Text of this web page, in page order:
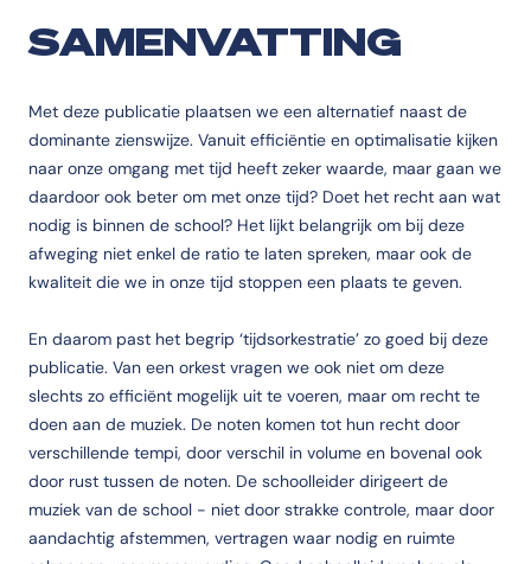
SAMENVATTING
Met deze publicatie plaatsen we een alternatief naast de
dominante zienswijze. Vanuit efficiëntie en optimalisatie kijken
naar onze omgang met tijd heeft zeker waarde, maar gaan we
daardoor ook beter om met onze tijd? Doet het recht aan wat
nodig is binnen de school? Het lijkt belangrijk om bij deze
afweging niet enkel de ratio te laten spreken, maar ook de
kwaliteit die we in onze tijd stoppen een plaats te geven.
En daarom past het begrip ‘tijdsorkestratie’ zo goed bij deze
publicatie. Van een orkest vragen we ook niet om deze
slechts zo efficiënt mogelijk uit te voeren, maar om recht te
doen aan de muziek. De noten komen tot hun recht door
verschillende tempi, door verschil in volume en bovenal ook
door rust tussen de noten. De schoolleider dirigeert de
muziek van de school - niet door strakke controle, maar door
aandachtig afstemmen, vertragen waar nodig en ruimte